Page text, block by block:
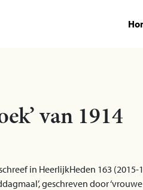
van 1914
in HeerlijkHeden 163
geschreven door